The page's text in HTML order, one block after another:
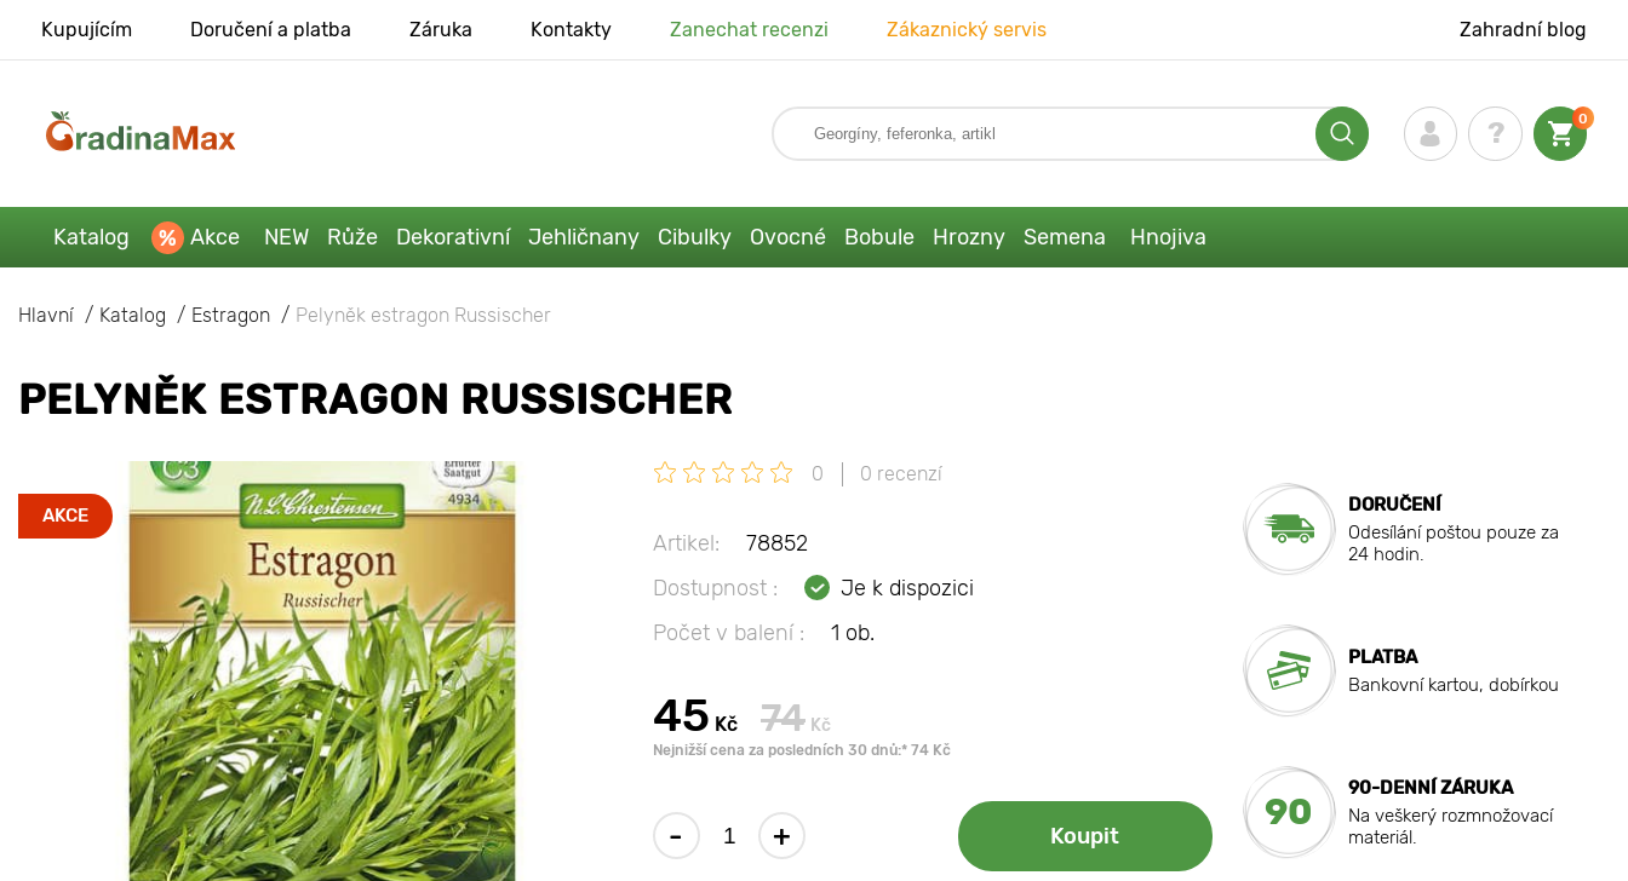
Kupujícím Doručení a platba Záruka Kontakty Zanechat recenzi Zákaznický servis Zahradní blog
0
Katalog Akce NEW Růže Dekorativní Jehličnany Cibulky Ovocné Bobule Hrozny Semena Hnojiva
Hlavní Katalog Estragon Pelyněk estragon Russischer
PELYNĚK ESTRAGON RUSSISCHER
AKCE
0 0 recenzí
Artikel:
78852
Dostupnost :
Je k dispozici
Počet v balení :
1 ob.
45 Kč 74 Kč
Nejnižší cena za posledních 30 dnů:* 74 Kč
- + Koupit
DORUČENÍ
Odesílání poštou pouze za
24 hodin.
PLATBA
Bankovní kartou, dobírkou
90
90-DENNÍ ZÁRUKA
Na veškerý rozmnožovací
materiál.